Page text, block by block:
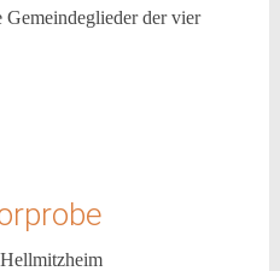
der vier